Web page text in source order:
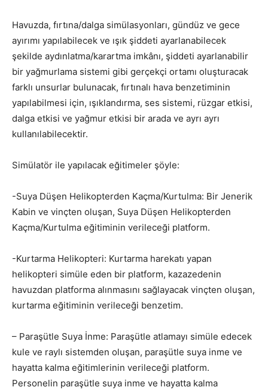
Havuzda, fırtına/dalga simülasyonları, gündüz ve gece
ayırımı yapılabilecek ve ışık şiddeti ayarlanabilecek
şekilde aydınlatma/karartma imkânı, şiddeti ayarlanabilir
bir yağmurlama sistemi gibi gerçekçi ortamı oluşturacak
farklı unsurlar bulunacak, fırtınalı hava benzetiminin
yapılabilmesi için, ışıklandırma, ses sistemi, rüzgar etkisi,
dalga etkisi ve yağmur etkisi bir arada ve ayrı ayrı
kullanılabilecektir.
Simülatör ile yapılacak eğitimeler şöyle:
-Suya Düşen Helikopterden Kaçma/Kurtulma: Bir Jenerik
Kabin ve vinçten oluşan, Suya Düşen Helikopterden
Kaçma/Kurtulma eğitiminin verileceği platform.
-Kurtarma Helikopteri: Kurtarma harekatı yapan
helikopteri simüle eden bir platform, kazazedenin
havuzdan platforma alınmasını sağlayacak vinçten oluşan,
kurtarma eğitiminin verileceği benzetim.
– Paraşütle Suya İnme: Paraşütle atlamayı simüle edecek
kule ve raylı sistemden oluşan, paraşütle suya inme ve
hayatta kalma eğitimlerinin verileceği platform.
Personelin paraşütle suya inme ve hayatta kalma